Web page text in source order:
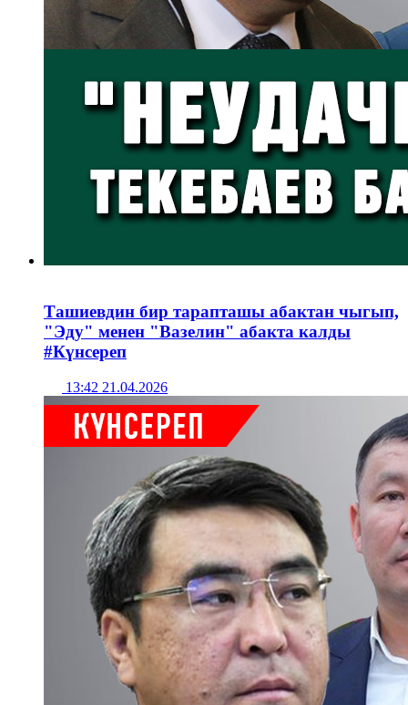
Ташиевдин бир тарапташы абактан чыгып,
"Эду" менен "Вазелин" абакта калды
#Күнсереп
13:42 21.04.2026